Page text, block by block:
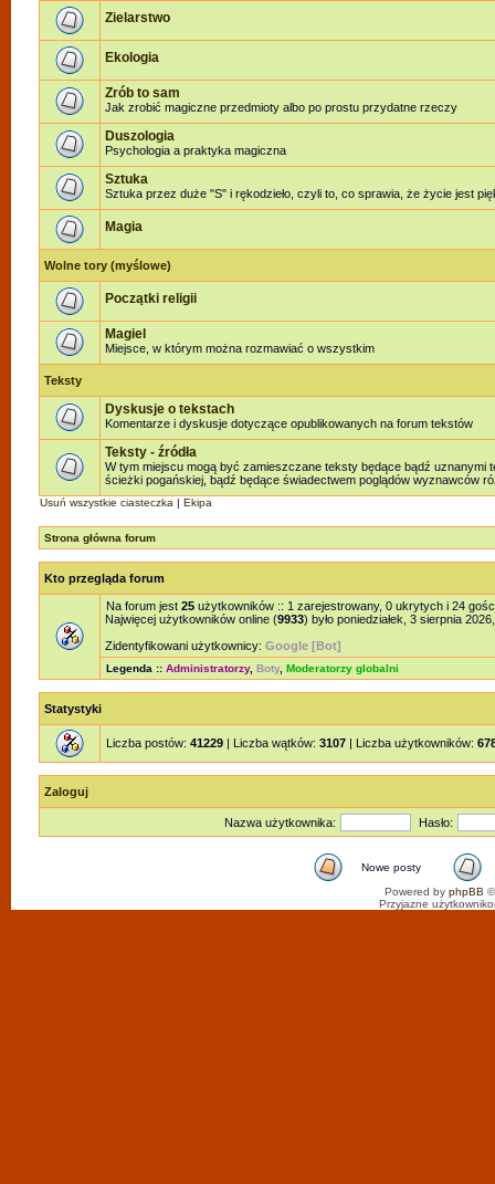
Zielarstwo
Ekologia
Zrób to sam
Jak zrobić magiczne przedmioty albo po prostu przydatne rzeczy
Duszologia
Psychologia a praktyka magiczna
Sztuka
Sztuka przez duże "S" i rękodzieło, czyli to, co sprawia, że życie jest
Magia
Wolne tory (myślowe)
Początki religii
Magiel
Miejsce, w którym można rozmawiać o wszystkim
Teksty
Dyskusje o tekstach
Komentarze i dyskusje dotyczące opublikowanych na forum tekstów
Teksty - źródła
W tym miejscu mogą być zamieszczane teksty będące bądź uznanymi
ścieżki pogańskiej, bądź będące świadectwem poglądów wyznawców
Usuń wszystkie ciasteczka | Ekipa
Strona główna forum
Kto przegląda forum
Na forum jest 25 użytkowników :: 1 zarejestrowany, 0 ukrytych i 24
Najwięcej użytkowników online (9933) było poniedziałek, 3 sierpnia
Zidentyfikowani użytkownicy: Google [Bot]
Legenda :: Administratorzy, Boty, Moderatorzy globalni
Statystyki
Liczba postów: 41229 | Liczba wątków: 3107 | Liczba użytkowników:
Zaloguj
Nazwa użytkownika: Hasło:
Nowe posty
Powered by phpBB
Przyjazne